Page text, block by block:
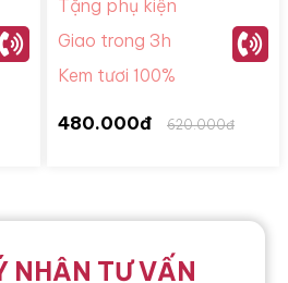
Tặng phụ kiện
Giao trong 3h
Kem tươi 100%
480.000đ 620.000đ
NHẬN TƯ VẤN